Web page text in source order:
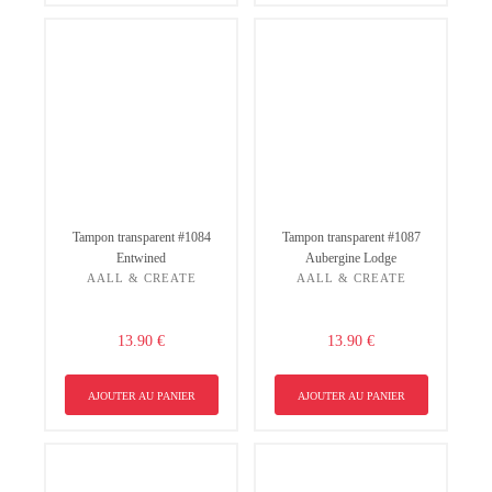
Tampon transparent #1084
Entwined
AALL & CREATE
13.90 €
AJOUTER AU PANIER
Tampon transparent #1087
Aubergine Lodge
AALL & CREATE
13.90 €
AJOUTER AU PANIER